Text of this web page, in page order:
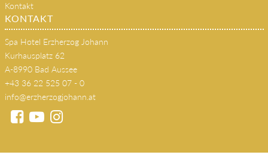
Kontakt
KONTAKT
Spa Hotel Erzherzog Johann
Kurhausplatz 62
A-8990 Bad Aussee
+43 36 22 525 07 - 0
info@erzherzogjohann.at